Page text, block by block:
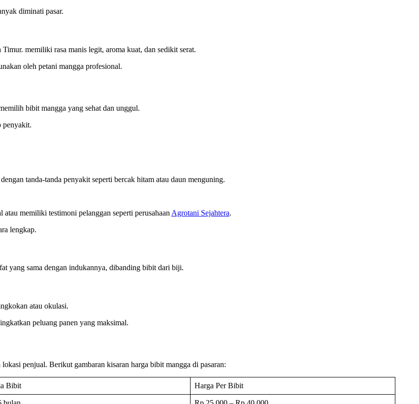
diminati pasar.
memiliki rasa manis legit, aroma kuat, dan sedikit serat.
oleh petani mangga profesional.
bibit mangga yang sehat dan unggul.
penyakit.
tanda-tanda penyakit seperti bercak hitam atau daun menguning.
memiliki testimoni pelanggan seperti perusahaan Agrotani Sejahtera.
lengkap.
yang sama dengan indukannya, dibanding bibit dari biji.
atau okulasi.
peluang panen yang maksimal.
penjual. Berikut gambaran kisaran harga bibit mangga di pasaran:
Bibit Harga Per Bibit